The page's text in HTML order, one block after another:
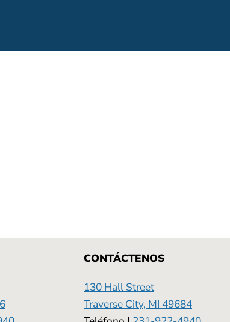
CONTÁCTENOS
130 Hall Street
Traverse City, MI 49684